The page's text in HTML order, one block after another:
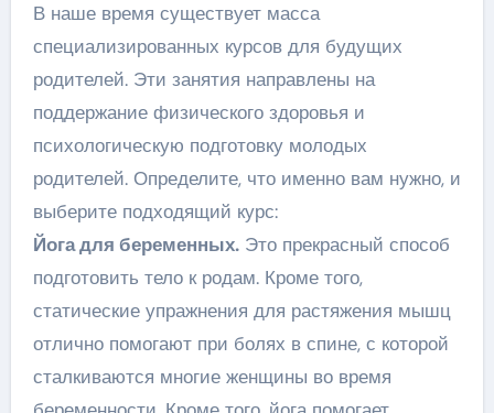
В наше время существует масса
специализированных курсов для будущих
родителей. Эти занятия направлены на
поддержание физического здоровья и
психологическую подготовку молодых
родителей. Определите, что именно вам нужно, и
выберите подходящий курс:
Йога для беременных.Это прекрасный способ
подготовить тело к родам. Кроме того,
статические упражнения для растяжения мышц
отлично помогают при болях в спине, с которой
сталкиваются многие женщины во время